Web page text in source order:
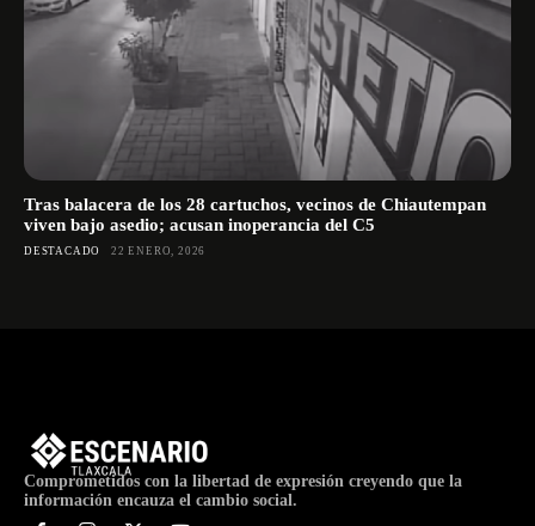
Tras balacera de los 28 cartuchos, vecinos de Chiautempan
viven bajo asedio; acusan inoperancia del C5
DESTACADO 22 ENERO, 2026
Comprometidos con la libertad de expresión creyendo que la
información encauza el cambio social.